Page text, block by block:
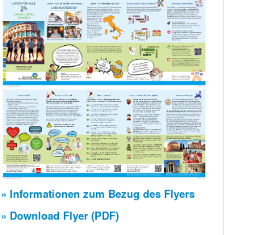
» Informationen zum Bezug des Flyers
» Download Flyer (PDF)